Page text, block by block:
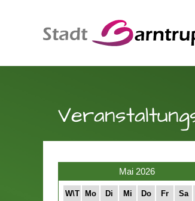
Mai 2026
W\T Mo Di Mi Do Fr Sa